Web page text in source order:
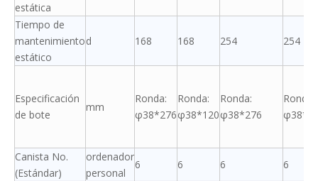
estática
Tiempo de
mantenimiento
estático
d 168 168 254 254
Especificación
de bote
mm
Ronda:
φ38*276
Ronda:
φ38*120
Ronda:
φ38*276
Ronda:
Canista No.
(Estándar)
ordenador
personal
6 6 6
6